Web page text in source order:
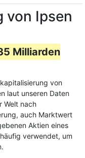
von Ipsen
Milliarden
von
laut unseren Daten
Welt nach
auch Marktwert
Aktien eines
verwendet, um